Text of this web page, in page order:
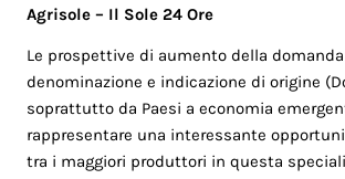
Agrisole – Il Sole 24 Ore
Le prospettive di aumento della
denominazione e indicazione di origine
soprattutto da Paesi a economia
rappresentare una interessante
tra i maggiori produttori in questa